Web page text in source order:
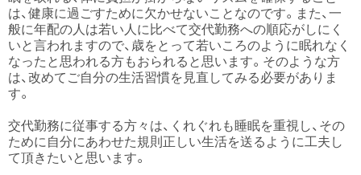
は、健康に過ごすために欠かせないことなのです。また、一
般に年配の人は若い人に比べて交代勤務への順応がしにく
いと言われますので、歳をとって若いころのように眠れなく
なったと思われる方もおられると思います。そのような方
は、改めてご自分の生活習慣を見直してみる必要がありま
す。
交代勤務に従事する方々は、くれぐれも睡眠を重視し、その
ために自分にあわせた規則正しい生活を送るように工夫し
て頂きたいと思います。